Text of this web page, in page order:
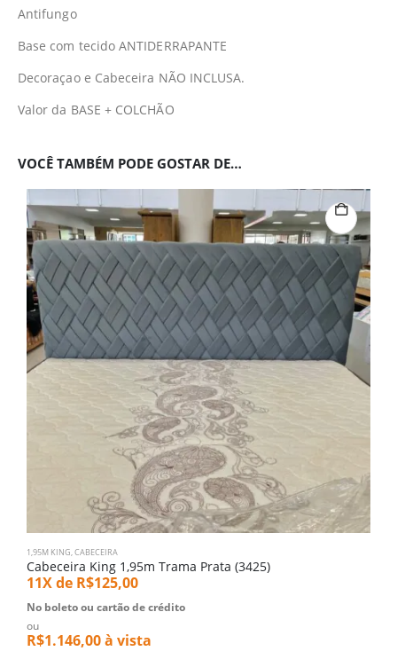
Antifungo
Base com tecido ANTIDERRAPANTE
Decoraçao e Cabeceira NÃO INCLUSA.
Valor da BASE + COLCHÃO
VOCÊ TAMBÉM PODE GOSTAR DE…
1,95M KING,CABECEIRA
Cabeceira King 1,95m Trama Prata (3425)
11X de R$125,00
No boleto ou cartão de crédito
ou
R$1.146,00à vista